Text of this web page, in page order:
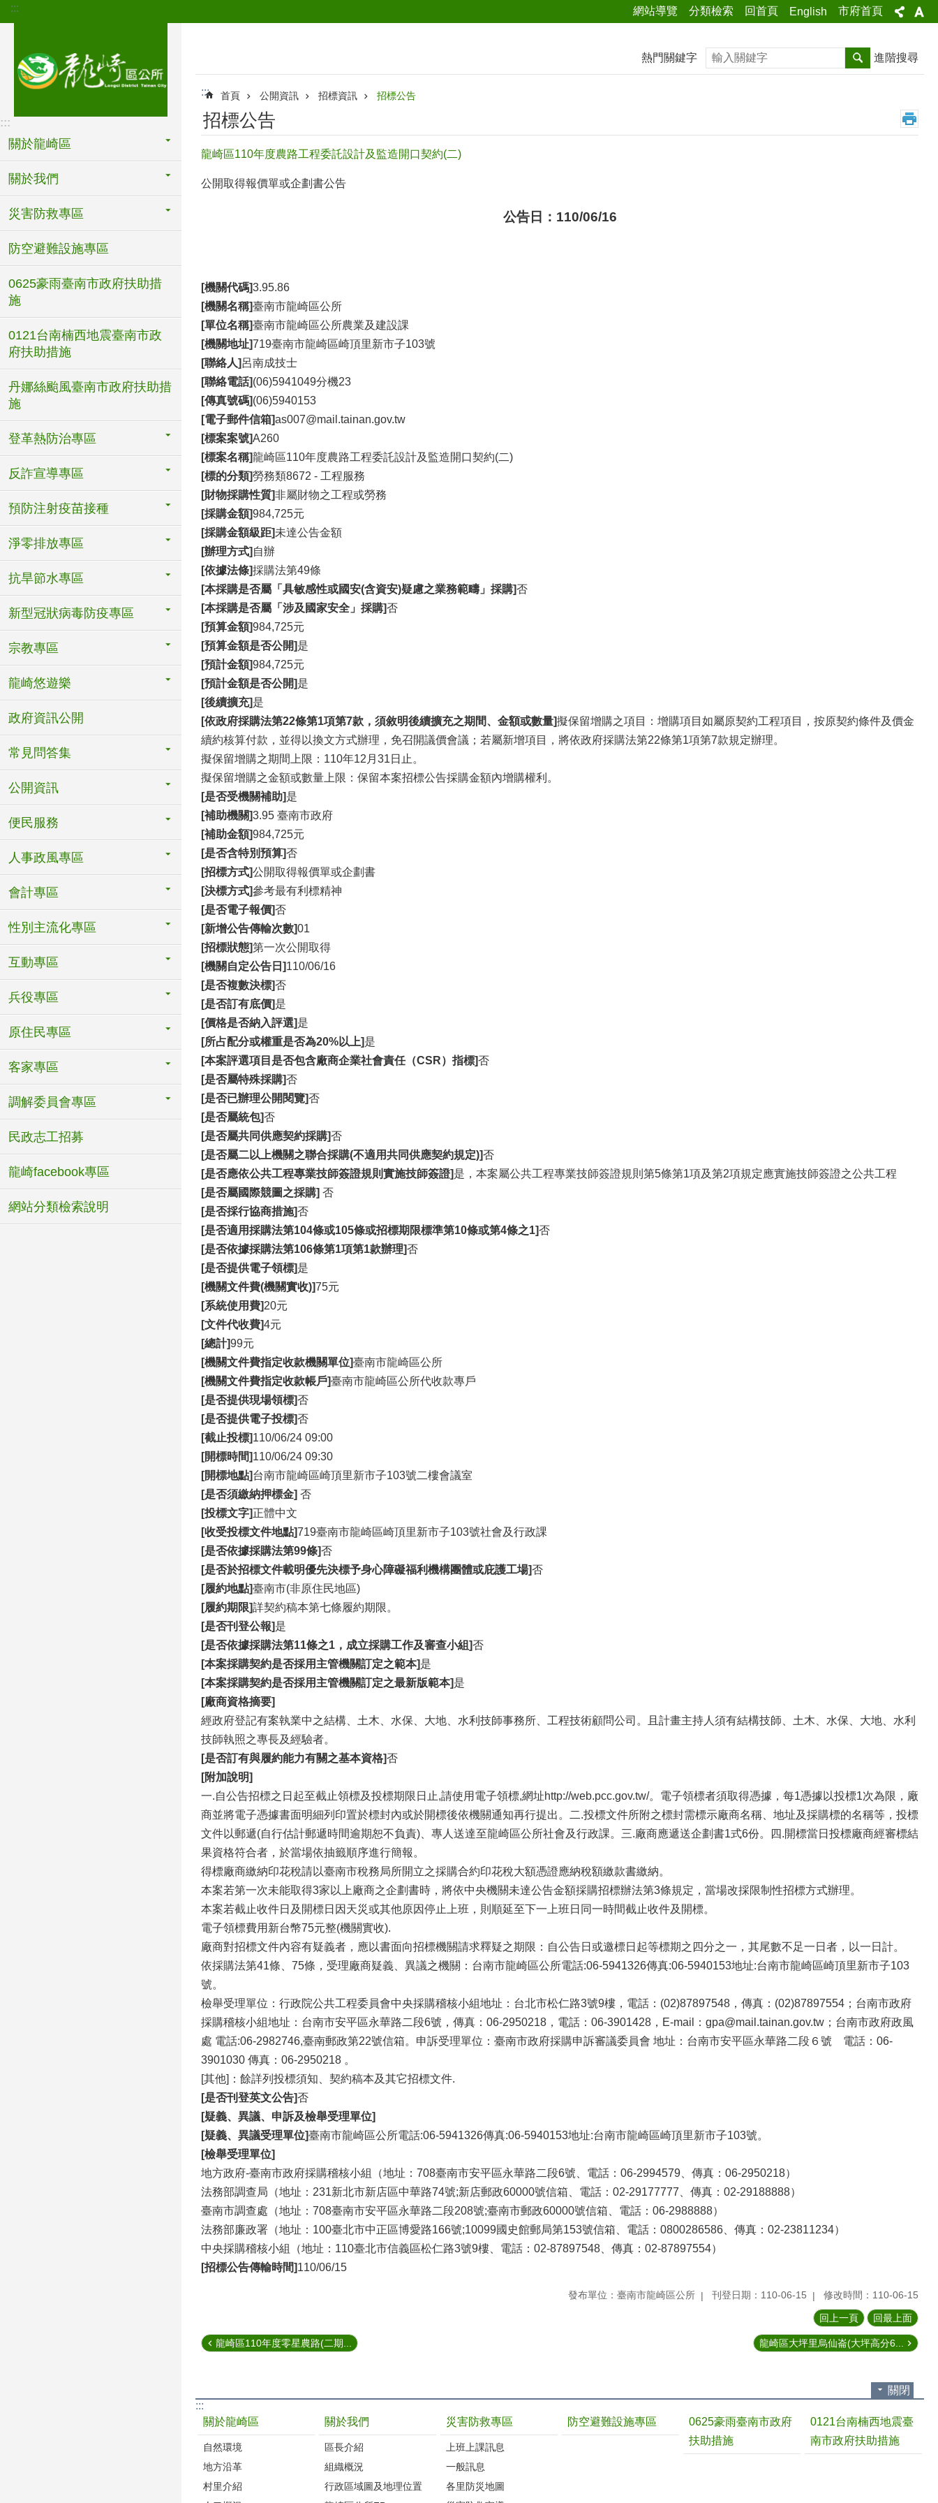
跳到主要內容區塊
::: 網站導覽 分類檢索 回首頁 English 市府首頁
:::
關於龍崎區
關於我們
災害防救專區
防空避難設施專區
0625豪雨臺南市政府扶助措
施
0121台南楠西地震臺南市政
府扶助措施
丹娜絲颱風臺南市政府扶助措
施
登革熱防治專區
反詐宣導專區
預防注射疫苗接種
淨零排放專區
抗旱節水專區
新型冠狀病毒防疫專區
宗教專區
龍崎悠遊樂
政府資訊公開
常見問答集
公開資訊
便民服務
人事政風專區
會計專區
性別主流化專區
互動專區
兵役專區
原住民專區
客家專區
調解委員會專區
民政志工招募
龍崎facebook專區
網站分類檢索說明
熱門關鍵字 搜尋 進階搜尋
::: 首頁 公開資訊 招標資訊 招標公告
招標公告
龍崎區110年度農路工程委託設計及監造開口契約(二)
公開取得報價單或企劃書公告
公告日：110/06/16
[機關代碼]3.95.86
[機關名稱]臺南市龍崎區公所
[單位名稱]臺南市龍崎區公所農業及建設課
[機關地址]719臺南市龍崎區崎頂里新市子103號
[聯絡人]呂南成技士
[聯絡電話](06)5941049分機23
[傳真號碼](06)5940153
[電子郵件信箱]as007@mail.tainan.gov.tw
[標案案號]A260
[標案名稱]龍崎區110年度農路工程委託設計及監造開口契約(二)
[標的分類]勞務類8672 - 工程服務
[財物採購性質]非屬財物之工程或勞務
[採購金額]984,725元
[採購金額級距]未達公告金額
[辦理方式] 自辦
[依據法條]採購法第49條
[本採購是否屬「具敏感性或國安(含資安)疑慮之業務範疇」採購]否
[本採購是否屬「涉及國家安全」採購]否
[預算金額]984,725元
[預算金額是否公開]是
[預計金額]984,725元
[預計金額是否公開]是
[後續擴充]是
[依政府採購法第22條第1項第7款，須敘明後續擴充之期間、金額或數量]擬保留增購之項目：增購項目如屬原契約工程項目，按原契約條件及價金
續約核算付款，並得以換文方式辦理，免召開議價會議；若屬新增項目，將依政府採購法第22條第1項第7款規定辦理。
擬保留增購之期間上限：110年12月31日止。
擬保留增購之金額或數量上限：保留本案招標公告採購金額內增購權利。
[是否受機關補助]是
[補助機關]3.95 臺南市政府
[補助金額]984,725元
[是否含特別預算]否
[招標方式]公開取得報價單或企劃書
[決標方式]參考最有利標精神
[是否電子報價]否
[新增公告傳輸次數]01
[招標狀態]第一次公開取得
[機關自定公告日]110/06/16
[是否複數決標]否
[是否訂有底價]是
[價格是否納入評選]是
[所占配分或權重是否為20%以上]是
[本案評選項目是否包含廠商企業社會責任（CSR）指標]否
[是否屬特殊採購]否
[是否已辦理公開閱覽]否
[是否屬統包]否
[是否屬共同供應契約採購]否
[是否屬二以上機關之聯合採購(不適用共同供應契約規定)]否
[是否應依公共工程專業技師簽證規則實施技師簽證]是，本案屬公共工程專業技師簽證規則第5條第1項及第2項規定應實施技師簽證之公共工程
[是否屬國際競圖之採購] 否
[是否採行協商措施]否
[是否適用採購法第104條或105條或招標期限標準第10條或第4條之1]否
[是否依據採購法第106條第1項第1款辦理]否
[是否提供電子領標]是
[機關文件費(機關實收)]75元
[系統使用費]20元
[文件代收費]4元
[總計]99元
[機關文件費指定收款機關單位]臺南市龍崎區公所
[機關文件費指定收款帳戶]臺南市龍崎區公所代收款專戶
[是否提供現場領標]否
[是否提供電子投標]否
[截止投標]110/06/24 09:00
[開標時間]110/06/24 09:30
[開標地點]台南市龍崎區崎頂里新市子103號二樓會議室
[是否須繳納押標金] 否
[投標文字]正體中文
[收受投標文件地點]719臺南市龍崎區崎頂里新市子103號社會及行政課
[是否依據採購法第99條]否
[是否於招標文件載明優先決標予身心障礙福利機構團體或庇護工場]否
[履約地點]臺南市(非原住民地區)
[履約期限]詳契約稿本第七條履約期限。
[是否刊登公報]是
[是否依據採購法第11條之1，成立採購工作及審查小組]否
[本案採購契約是否採用主管機關訂定之範本]是
[本案採購契約是否採用主管機關訂定之最新版範本]是
[廠商資格摘要]
經政府登記有案執業中之結構、土木、水保、大地、水利技師事務所、工程技術顧問公司。且計畫主持人須有結構技師、土木、水保、大地、水利
技師執照之專長及經驗者。
[是否訂有與履約能力有關之基本資格]否
[附加說明]
一.自公告招標之日起至截止領標及投標期限日止,請使用電子領標,網址http://web.pcc.gov.tw/。電子領標者須取得憑據，每1憑據以投標1次為限，廠
商並將電子憑據書面明細列印置於標封內或於開標後依機關通知再行提出。二.投標文件所附之標封需標示廠商名稱、地址及採購標的名稱等，投標
文件以郵遞(自行估計郵遞時間逾期恕不負責)、專人送達至龍崎區公所社會及行政課。三.廠商應遞送企劃書1式6份。四.開標當日投標廠商經審標結
果資格符合者，於當場依抽籤順序進行簡報。
得標廠商繳納印花稅請以臺南市稅務局所開立之採購合約印花稅大額憑證應納稅額繳款書繳納。
本案若第一次未能取得3家以上廠商之企劃書時，將依中央機關未達公告金額採購招標辦法第3條規定，當場改採限制性招標方式辦理。
本案若截止收件日及開標日因天災或其他原因停止上班，則順延至下一上班日同一時間截止收件及開標。
電子領標費用新台幣75元整(機關實收).
廠商對招標文件內容有疑義者，應以書面向招標機關請求釋疑之期限：自公告日或邀標日起等標期之四分之一，其尾數不足一日者，以一日計。
依採購法第41條、75條，受理廠商疑義、異議之機關：台南市龍崎區公所電話:06-5941326傳真:06-5940153地址:台南市龍崎區崎頂里新市子103
號。
檢舉受理單位：行政院公共工程委員會中央採購稽核小組地址：台北市松仁路3號9樓，電話：(02)87897548，傳真：(02)87897554；台南市政府
採購稽核小組地址：台南市安平區永華路二段6號，傳真：06-2950218，電話：06-3901428，E-mail：gpa@mail.tainan.gov.tw；台南市政府政風
處 電話:06-2982746,臺南郵政第22號信箱。申訴受理單位：臺南市政府採購申訴審議委員會 地址：台南市安平區永華路二段６號 電話：06-
3901030 傳真：06-2950218 。
[其他]：餘詳列投標須知、契約稿本及其它招標文件.
[是否刊登英文公告]否
[疑義、異議、申訴及檢舉受理單位]
[疑義、異議受理單位]臺南市龍崎區公所電話:06-5941326傳真:06-5940153地址:台南市龍崎區崎頂里新市子103號。
[檢舉受理單位]
地方政府-臺南市政府採購稽核小組（地址：708臺南市安平區永華路二段6號、電話：06-2994579、傳真：06-2950218）
法務部調查局（地址：231新北市新店區中華路74號;新店郵政60000號信箱、電話：02-29177777、傳真：02-29188888）
臺南市調查處（地址：708臺南市安平區永華路二段208號;臺南市郵政60000號信箱、電話：06-2988888）
法務部廉政署（地址：100臺北市中正區博愛路166號;10099國史館郵局第153號信箱、電話：0800286586、傳真：02-23811234）
中央採購稽核小組（地址：110臺北市信義區松仁路3號9樓、電話：02-87897548、傳真：02-87897554）
[招標公告傳輸時間]110/06/15
發布單位：臺南市龍崎區公所 刊登日期：110-06-15 修改時間：110-06-15
回上一頁 回最上面
龍崎區110年度零星農路(二期... 龍崎區大坪里烏仙崙(大坪高分6...
關閉
:::
關於龍崎區
自然環境
地方沿革
村里介紹
關於我們
區長介紹
組織概況
行政區域圖及地理位置
災害防救專區
上班上課訊息
一般訊息
各里防災地圖
防空避難設施專區
0625豪雨臺南市政府
扶助措施
0121台南楠西地震臺
南市政府扶助措施